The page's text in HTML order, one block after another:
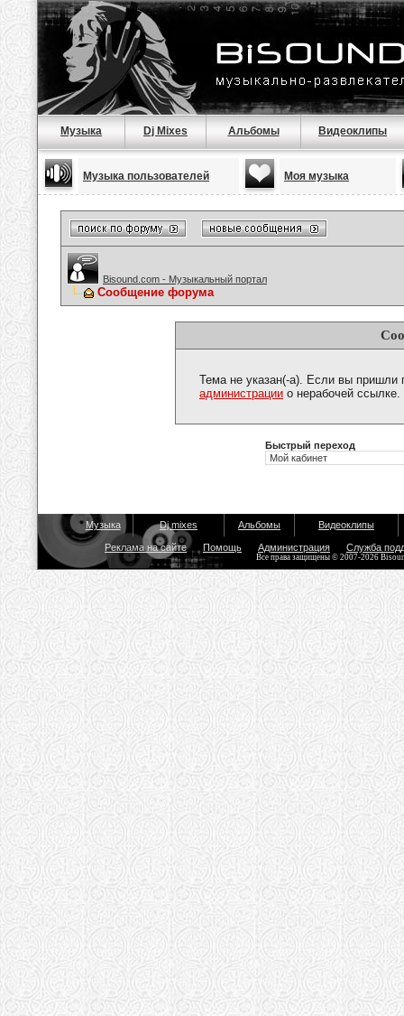
Музыка Dj Mixes Альбомы Видеоклипы
Музыка пользователей Моя музыка
Bisound.com - Музыкальный портал
Сообщение форума
Тема не указан(-а). Если вы пришли
администрации о нерабочей ссылке.
Быстрый переход
Музыка Dj mixes Альбомы Видеоклипы
Реклама на сайте Помощь Администрация Служба
Все права защищены © 2007-2026